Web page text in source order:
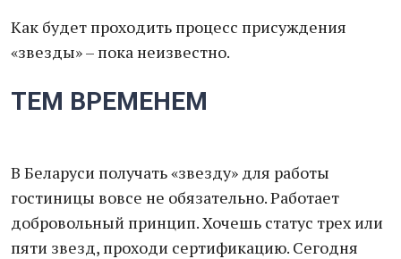
Как будет проходить процесс присуждения
«звезды» – пока неизвестно.
ТЕМ ВРЕМЕНЕМ
В Беларуси получать «звезду» для работы
гостиницы вовсе не обязательно. Работает
добровольный принцип. Хочешь статус трех или
пяти звезд, проходи сертификацию. Сегодня